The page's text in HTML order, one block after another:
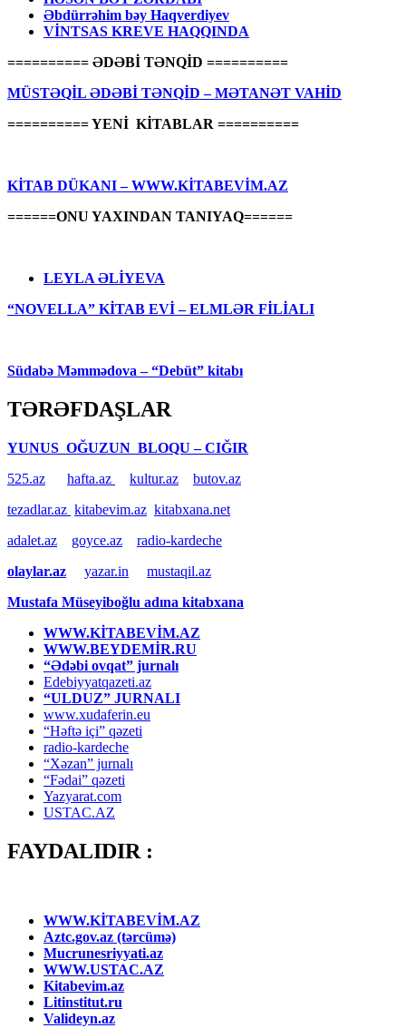
Əbdürrəhim bəy Haqverdiyev
VİNTSAS KREVE HAQQINDA
========== ƏDƏBİ TƏNQİD ==========
MÜSTƏQİL ƏDƏBİ TƏNQİD – MƏTANƏT VAHİD
========== YENİ KİTABLAR ==========
KİTAB DÜKANI – WWW.KİTABEVİM.AZ
======ONU YAXINDAN TANIYAQ======
LEYLA ƏLİYEVA
“NOVELLA” KİTAB EVİ – ELMLƏR FİLİALI
Südabə Məmmədova – “Debüt” kitabı
TƏRƏFDAŞLAR
YUNUS OĞUZUN BLOQU – CIĞIR
525.az
hafta.az kultur.az
butov.az
tezadlar.az kitabevim.az kitabxana.net
adalet.az
goyce.az
radio-kardeche
olaylar.az
yazar.in
mustaqil.az
Mustafa Müseyiboğlu adına kitabxana
WWW.KİTABEVİM.AZ
WWW.BEYDEMİR.RU
“Ədəbi ovqat” jurnalı
Edebiyyatqazeti.az
“ULDUZ” JURNALI
www.xudaferin.eu
“Həftə içi” qəzeti
radio-kardeche
“Xəzan” jurnalı
“Fədai” qəzeti
Yazyarat.com
USTAC.AZ
FAYDALIDIR :
WWW.KİTABEVİM.AZ
Aztc.gov.az (tərcümə)
Mucrunesriyyati.az
WWW.USTAC.AZ
Kitabevim.az
Litinstitut.ru
Valideyn.az